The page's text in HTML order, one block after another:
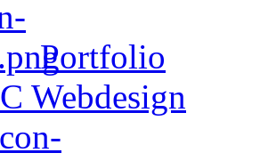
Portfolio
Webdesign